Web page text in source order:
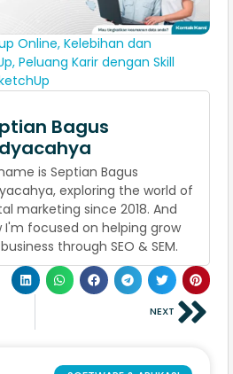
Online, Kelebihan dan
, Peluang Karir dengan Skill
Bagus
is Septian Bagus
exploring the world of
marketing since 2018. And
I'm focused on helping grow
through SEO & SEM.
NEXT